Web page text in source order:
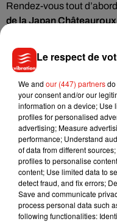
Rendez-vous tout
de la Japan Châteauroux
exposants sont
d’animations et un
ce vendredi et jusqu’à
Belle-Isle.
Le festival de musiques
Doul’démarre ce
chanson rock, une
nouveaux talents et un
organisés, au centre
Le carnaval de Saint-
petits et grands, atelier
sont au programme !
Le respect de
We and our (447) partners
your consent and/or our
information on a device; Use
profiles for personalised
advertising; Measure
performance; Understand
of data from different
profiles to personalise
content; Use limited data to
detect fraud, and fix errors;
Save and communicate
process personal data such
following functionalities: